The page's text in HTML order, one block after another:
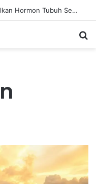
Nutrisi Seimbang untuk Menstabilkan Hormon Tubuh Secara Alami dan Aman Setiap Hari